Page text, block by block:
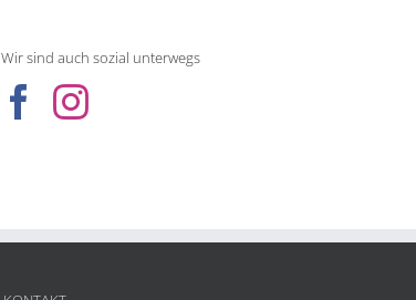
Wir sind auch sozial unterwegs